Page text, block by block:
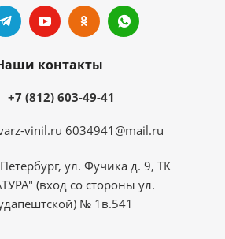
контакты
+7 (812) 603-49-41
vinil.ru 6034941@mail.ru
ул. Фучика д. 9, ТК
(вход со стороны ул.
№ 1в.541